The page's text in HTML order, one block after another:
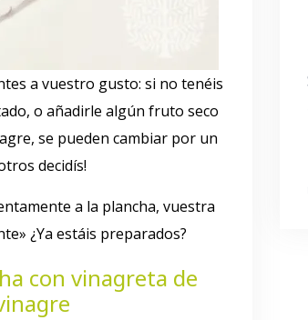
a vuestro gusto: si no tenéis
o añadirle algún fruto seco
se pueden cambiar por un
decidís!
a la plancha, vuestra
¿Ya estáis preparados?
con vinagreta de